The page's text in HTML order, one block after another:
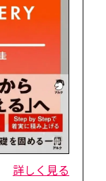
詳しく見る